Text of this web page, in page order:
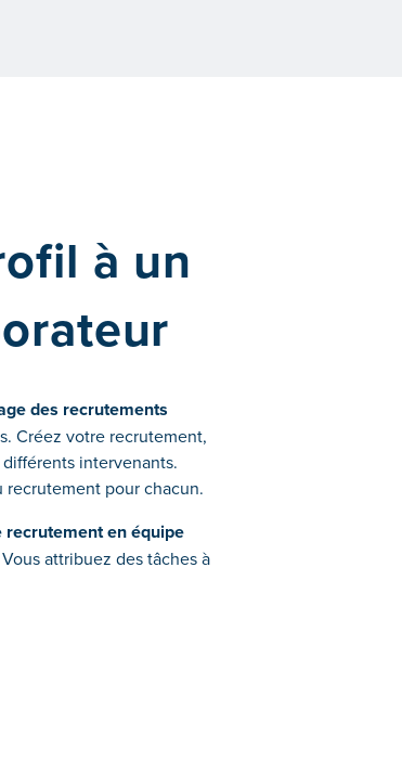
à un
des recrutements
Créez votre recrutement,
intervenants.
recrutement pour chacun.
en équipe
attribuez des tâches à